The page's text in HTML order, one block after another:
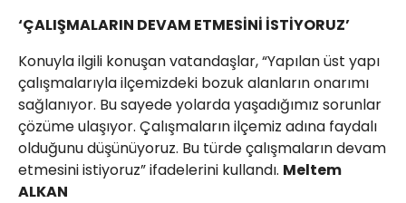
‘ÇALIŞMALARIN DEVAM ETMESİNİ İSTİYORUZ’
Konuyla ilgili konuşan vatandaşlar, “Yapılan üst yapı
çalışmalarıyla ilçemizdeki bozuk alanların onarımı
sağlanıyor. Bu sayede yolarda yaşadığımız sorunlar
çözüme ulaşıyor. Çalışmaların ilçemiz adına faydalı
olduğunu düşünüyoruz. Bu türde çalışmaların devam
etmesini istiyoruz” ifadelerini kullandı. Meltem
ALKAN